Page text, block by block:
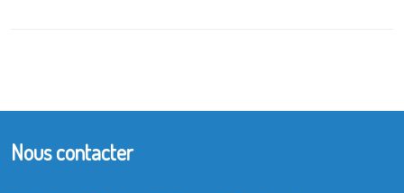
Nous contacter